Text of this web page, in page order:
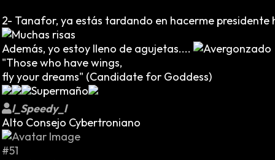
2- Tanafor, ya estás tardando en hacerme
Además, yo estoy lleno de agujetas....
"Those who have wings,
fly your dreams" (Candidate for Goddess)
Supermaño
l_Speedy_l
Alto Consejo Cybertroniano
#51